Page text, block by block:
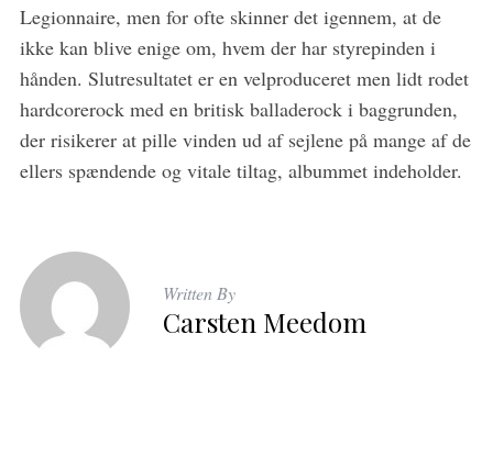
Legionnaire, men for ofte skinner det igennem, at de
ikke kan blive enige om, hvem der har styrepinden i
hånden. Slutresultatet er en velproduceret men lidt rodet
hardcorerock med en britisk balladerock i baggrunden,
der risikerer at pille vinden ud af sejlene på mange af de
ellers spændende og vitale tiltag, albummet indeholder.
Written By
Carsten Meedom